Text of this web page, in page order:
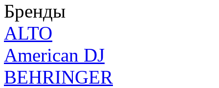
Бренды
ALTO
American DJ
BEHRINGER